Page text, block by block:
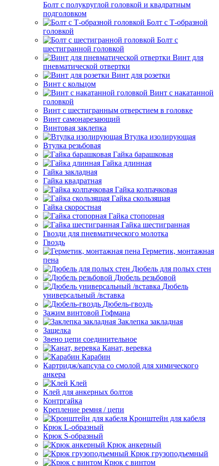
Болт с полукруглой головкой и квадратным
подголовком
Болт с Т-образной
головкой
Болт с
шестигранной головкой
Винт для
пневматической отвертки
Винт для розетки
Винт с кольцом
Винт с накатанной
головкой
Винт с шестигранным отверстием в головке
Винт самонарезающий
Винтовая заклепка
Втулка изолирующая
Втулка резьбовая
Гайка барашковая
Гайка длинная
Гайка закладная
Гайка квадратная
Гайка колпачковая
Гайка скользящая
Гайка скоростная
Гайка стопорная
Гайка шестигранная
Гвозди для пневматического молотка
Гвоздь
Герметик, монтажная
пена
Дюбель для полых стен
Дюбель резьбовой
Дюбель
универсальный /вставка
Дюбель-гвоздь
Зажим винтовой Гофмана
Заклепка закладная
Защелка
Звено цепи соединительное
Канат, веревка
Карабин
Картридж/капсула со смолой для химического
анкера
Клей
Клей для анкерных болтов
Контргайка
Крепление ремня / цепи
Кронштейн для кабеля
Крюк L-образный
Крюк S-образный
Крюк анкерный
Крюк грузоподъемный
Крюк с винтом